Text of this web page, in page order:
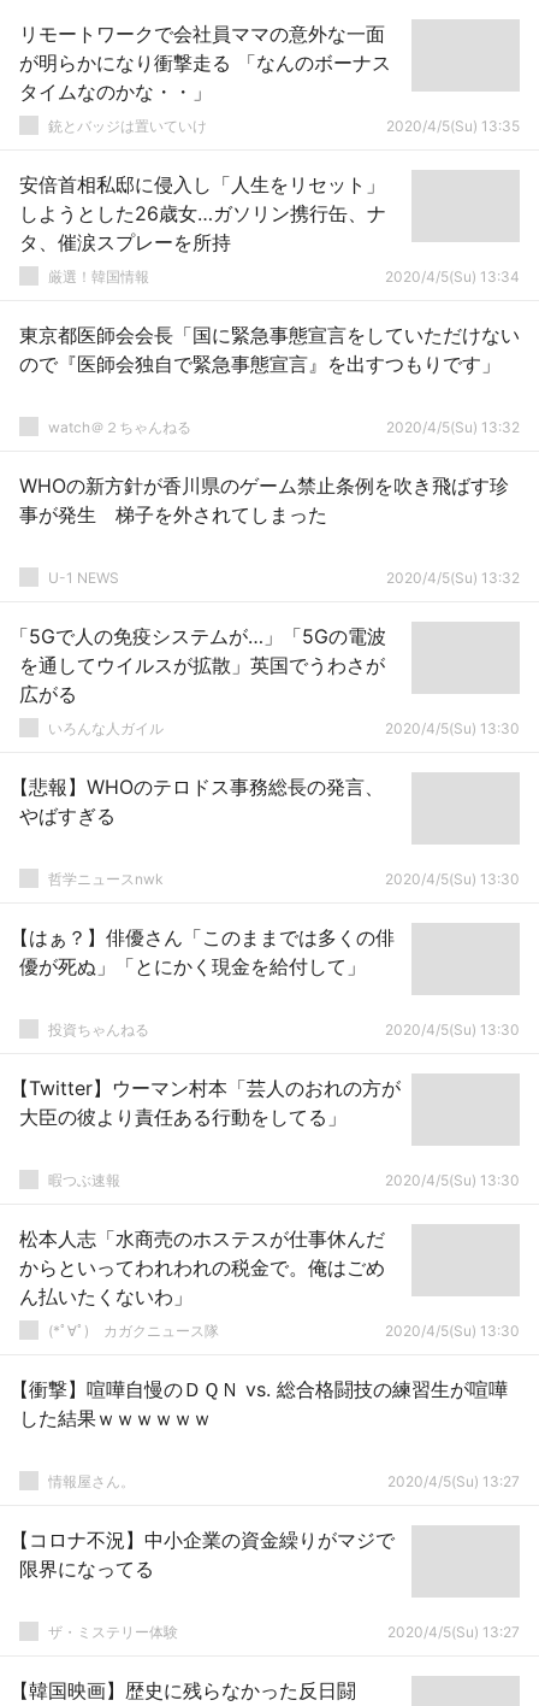
リモートワークで会社員ママの意外な一面
が明らかになり衝撃走る 「なんのボーナス
タイムなのかな・・」
銃とバッジは置いていけ 2020/4/5(Su) 13:35
安倍首相私邸に侵入し「人生をリセット」
しようとした26歳女…ガソリン携行缶、ナ
タ、催涙スプレーを所持
厳選！韓国情報 2020/4/5(Su) 13:34
東京都医師会会長「国に緊急事態宣言をしていただけない
ので『医師会独自で緊急事態宣言』を出すつもりです」
watch＠２ちゃんねる 2020/4/5(Su) 13:32
WHOの新方針が香川県のゲーム禁止条例を吹き飛ばす珍
事が発生 梯子を外されてしまった
U-1 NEWS 2020/4/5(Su) 13:32
「5Gで人の免疫システムが…」「5Gの電波
を通してウイルスが拡散」英国でうわさが
広がる
いろんな人ガイル 2020/4/5(Su) 13:30
【悲報】WHOのテロドス事務総長の発言、
やばすぎる
哲学ニュースnwk 2020/4/5(Su) 13:30
【はぁ？】俳優さん「このままでは多くの俳
優が死ぬ」「とにかく現金を給付して」
投資ちゃんねる 2020/4/5(Su) 13:30
【Twitter】ウーマン村本「芸人のおれの方が
大臣の彼より責任ある行動をしてる」
暇つぶ速報 2020/4/5(Su) 13:30
松本人志「水商売のホステスが仕事休んだ
からといってわれわれの税金で。俺はごめ
ん払いたくないわ」
(*ﾟ∀ﾟ)ゞカガクニュース隊 2020/4/5(Su) 13:30
【衝撃】喧嘩自慢のＤＱＮ vs. 総合格闘技の練習生が喧嘩
した結果ｗｗｗｗｗｗ
情報屋さん。 2020/4/5(Su) 13:27
【コロナ不況】中小企業の資金繰りがマジで
限界になってる
ザ・ミステリー体験 2020/4/5(Su) 13:27
【韓国映画】歴史に残らなかった反日闘